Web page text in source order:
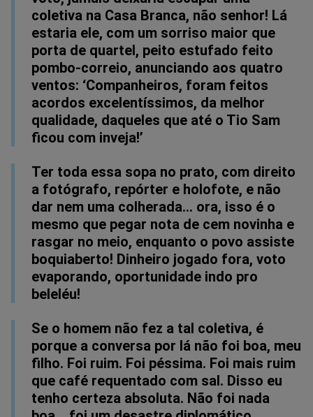
coletiva na Casa Branca, não senhor! Lá
estaria ele, com um sorriso maior que
porta de quartel, peito estufado feito
pombo-correio, anunciando aos quatro
ventos: ‘Companheiros, foram feitos
acordos excelentíssimos, da melhor
qualidade, daqueles que até o Tio Sam
ficou com inveja!’
Ter toda essa sopa no prato, com direito
a fotógrafo, repórter e holofote, e não
dar nem uma colherada... ora, isso é o
mesmo que pegar nota de cem novinha e
rasgar no meio, enquanto o povo assiste
boquiaberto! Dinheiro jogado fora, voto
evaporando, oportunidade indo pro
beleléu!
Se o homem não fez a tal coletiva, é
porque a conversa por lá não foi boa, meu
filho. Foi ruim. Foi péssima. Foi mais ruim
que café requentado com sal. Disso eu
tenho certeza absoluta. Não foi nada